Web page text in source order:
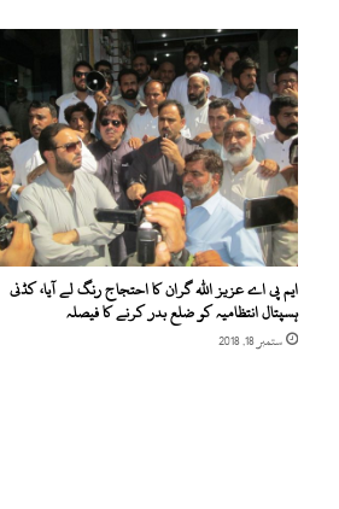
ے
خ
و
د
ک
و
گ
و
ل
ی
م
ا
ر
ک
ایم پی اے عزیز اللہ گران کا احتجاج رنگ لے آیا، کڈنی
ہسپتال انتظامیہ کو ضلع بدر کرنے کا فیصلہ
ستمبر 18, 2018